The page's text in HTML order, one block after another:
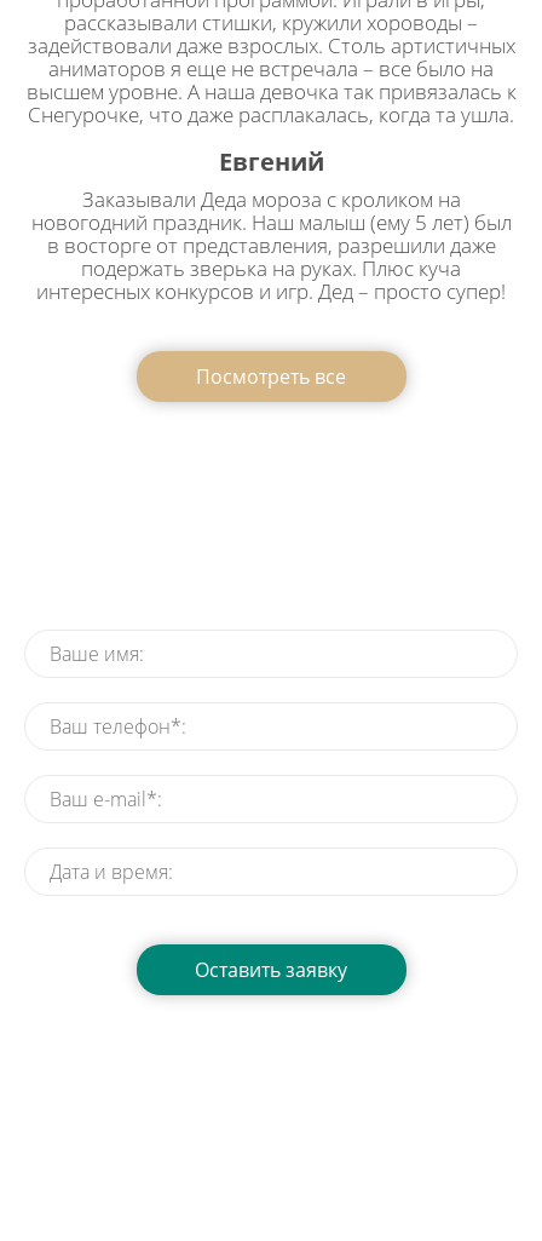
рассказывали стишки, кружили хороводы –
задействовали даже взрослых. Столь артистичных
аниматоров я еще не встречала – все было на
высшем уровне. А наша девочка так привязалась к
Снегурочке, что даже расплакалась, когда та ушла.
Евгений
Заказывали Деда мороза с кроликом на
новогодний праздник. Наш малыш (ему 5 лет) был
в восторге от представления, разрешили даже
подержать зверька на руках. Плюс куча
интересных конкурсов и игр. Дед – просто супер!
Посмотреть все